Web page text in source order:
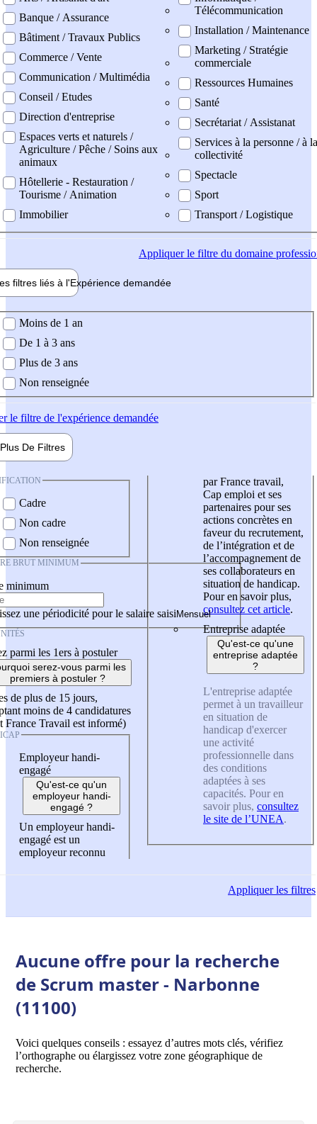
Banque / Assurance
Bâtiment / Travaux Publics
Commerce / Vente
Communication / Multimédia
Conseil / Etudes
Direction d'entreprise
Espaces verts et naturels /
Agriculture / Pêche / Soins aux
animaux
Hôtellerie - Restauration /
Tourisme / Animation
Immobilier
Télécommunication
Installation / Maintenance
Marketing / Stratégie
commerciale
Ressources Humaines
Santé
Secrétariat / Assistanat
Services à la personne / à la
collectivité
Spectacle
Sport
Transport / Logistique
Appliquerle filtre du domaine
filtres liés à l'Expérience demandée
demandée
Moins de 1 an
De 1 à 3 ans
Plus de 3 ans
Non renseignée
le filtre de l'expérience demandée
Plus De Filtres
Cadre
Non cadre
Non renseignée
BRUT MINIMUM
minimum
une périodicité pour le salaire saisi
parmi les 1ers à postuler
serez-vous parmi les
premiers à postuler ?
de plus de 15 jours,
moins de 4 candidatures
France Travail est informé)
Employeur handi-
engagé
Qu'est-ce qu'un
employeur handi-
engagé ?
Un employeur handi-
engagé est un
employeur reconnu
par France travail,
Cap emploi et ses
partenaires pour ses
actions concrètes en
faveur du recrutement,
de l’intégration et de
l’accompagnement de
ses collaborateurs en
situation de handicap.
Pour en savoir plus,
consultez cet article.
Entreprise adaptée
Qu'est-ce qu'une
entreprise adaptée
?
L'entreprise adaptée
permet à un travailleur
en situation de
handicap d'exercer
une activité
professionnelle dans
des conditions
adaptées à ses
capacités. Pour en
savoir plus, consultez
le site de l’UNEA.
Appliquerles filtres
Aucune offre pour la recherche
de Scrum master - Narbonne
(11100)
Voici quelques conseils : essayez d’autres mots clés, vérifiez
l’orthographe ou élargissez votre zone géographique de
recherche.